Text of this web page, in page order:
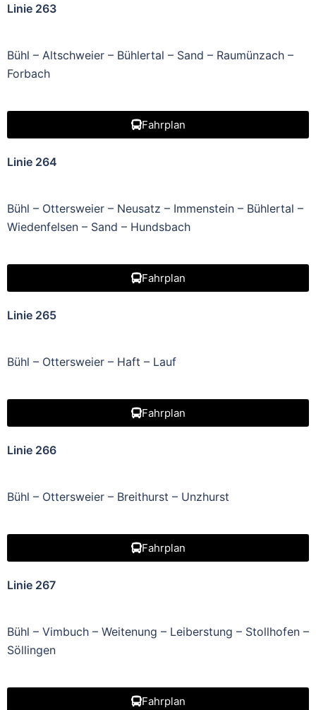
Linie 263
Bühl – Altschweier – Bühlertal – Sand – Raumünzach –
Forbach
Fahrplan
Linie 264
Bühl – Ottersweier – Neusatz – Immenstein – Bühlertal –
Wiedenfelsen – Sand – Hundsbach
Fahrplan
Linie 265
Bühl – Ottersweier – Haft – Lauf
Fahrplan
Linie 266
Bühl – Ottersweier – Breithurst – Unzhurst
Fahrplan
Linie 267
Bühl – Vimbuch – Weitenung – Leiberstung – Stollhofen –
Söllingen
Fahrplan